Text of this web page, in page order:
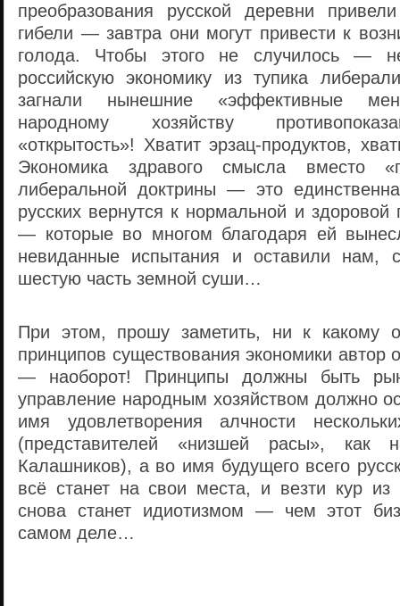
преобразования русской деревни
гибели — завтра они могут привести к
голода. Чтобы этого не случилось —
российскую экономику из тупика
загнали нынешние «эффективные
народному хозяйству
«открытость»! Хватит эрзац-продуктов,
Экономика здравого смысла вместо
либеральной доктрины — это
русских вернутся к нормальной и
— которые во многом благодаря ей
невиданные испытания и оставили нам,
шестую часть земной суши…
При этом, прошу заметить, ни к какому
принципов существования экономики автор
— наоборот! Принципы должны быть
управление народным хозяйством должно
имя удовлетворения алчности
(представителей «низшей расы», как
Калашников), а во имя будущего всего
всё станет на свои места, и везти кур
снова станет идиотизмом — чем этот
самом деле…